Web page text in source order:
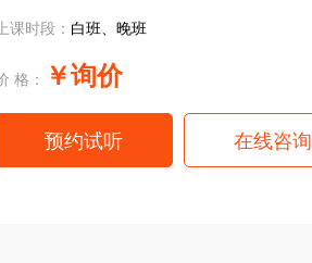
上课时段： 白班、晚班
格： ￥询价
预约试听 在线咨询